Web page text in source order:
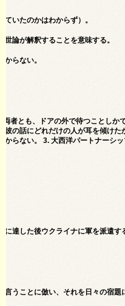
いたのかはわからず）。
論が解釈することを意味する。
からない。
者とも、ドアの外で待つことしか
の話にどれだけの人が耳を傾けた
らない。 3. 大西洋パートナーシ
に達した後ウクライナに軍を派遣
うことに倣い、それを日々の宿